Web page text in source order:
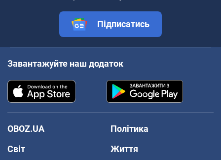
Підписатись
Завантажуйте наш додаток
OBOZ.UA
Політика
Світ
Життя